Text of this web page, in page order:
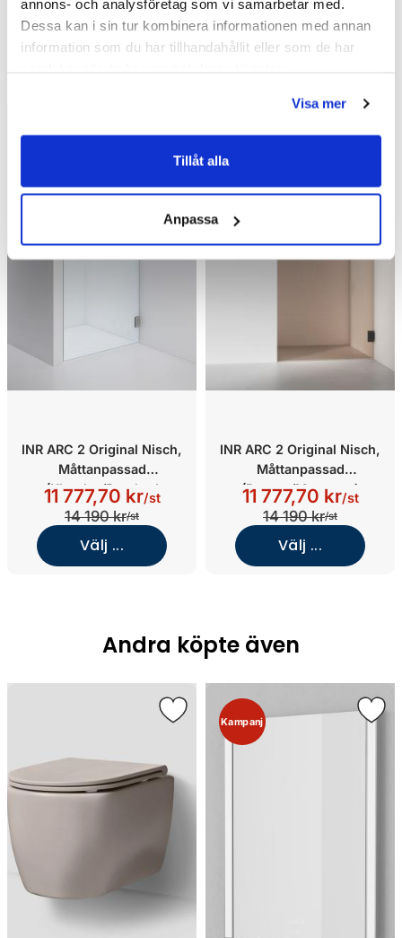
annons- och analysföretag som vi samarbetar med.
Dessa kan i sin tur kombinera informationen med annan
information som du har tillhandahållit eller som de har
Visa mer
Tillåt alla
Anpassa
INR ARC 2 Original Nisch,
Måttanpassad
(Klarglas/Brushed
Stainless)
11 777,70 kr/st
14 190 kr/st
Välj ...
INR ARC 2 Original Nisch,
Måttanpassad
(Bronze/Mattsvart)
11 777,70 kr/st
14 190 kr/st
Välj ...
Andra köpte även
Kampanj